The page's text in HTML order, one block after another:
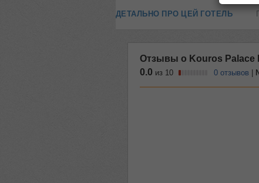
ДЕТАЛЬНО ПРО ЦЕЙ ГОТЕЛЬ